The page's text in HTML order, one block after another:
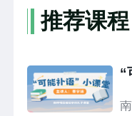
“舒适”无此类用法。
推荐课程
“